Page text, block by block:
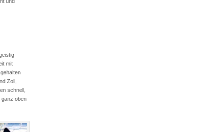
mit
Zoll,
schnell,
ganz oben